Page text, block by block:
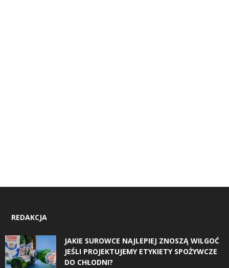
REDAKCJA
JAKIE SUROWCE NAJLEPIEJ ZNOSZĄ WILGOĆ
JEŚLI PROJEKTUJEMY ETYKIETY SPOŻYWCZE
DO CHŁODNI?